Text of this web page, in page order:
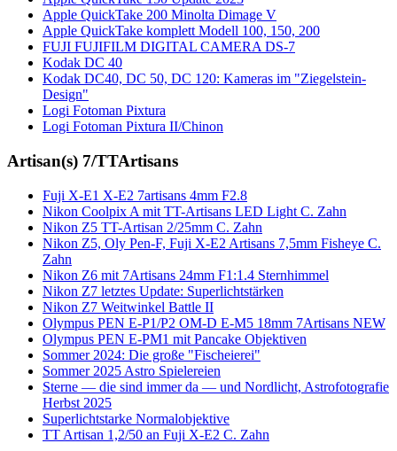
Apple QuickTake 200 Minolta Dimage V
Apple QuickTake komplett Modell 100, 150, 200
FUJI FUJIFILM DIGITAL CAMERA DS-7
Kodak DC 40
Kodak DC40, DC 50, DC 120: Kameras im "Ziegelstein-
Design"
Logi Fotoman Pixtura
Logi Fotoman Pixtura II/Chinon
Artisan(s) 7/TTArtisans
Fuji X-E1 X-E2 7artisans 4mm F2.8
Nikon Coolpix A mit TT-Artisans LED Light C. Zahn
Nikon Z5 TT-Artisan 2/25mm C. Zahn
Nikon Z5, Oly Pen-F, Fuji X-E2 Artisans 7,5mm Fisheye C.
Zahn
Nikon Z6 mit 7Artisans 24mm F1:1.4 Sternhimmel
Nikon Z7 letztes Update: Superlichtstärken
Nikon Z7 Weitwinkel Battle II
Olympus PEN E-P1/P2 OM-D E-M5 18mm 7Artisans NEW
Olympus PEN E-PM1 mit Pancake Objektiven
Sommer 2024: Die große "Fischeierei"
Sommer 2025 Astro Spielereien
Sterne — die sind immer da — und Nordlicht, Astrofotografie
Herbst 2025
Superlichtstarke Normalobjektive
TT Artisan 1,2/50 an Fuji X-E2 C. Zahn